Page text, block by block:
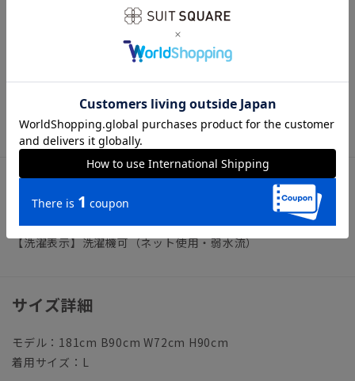
【ショップインブランド】 COMMUTECH（コミューテッ
多様性や利便性（機能・ファッション性）、テレワークなど
様々な切り口へフォーカスしたオフィススタイルコンテンツで
す。
トップス ビジネスカジュアル オフィスカジュアル
アイテム詳細
【仕様】クルーネック／半袖
【洗濯表示】洗濯機可（ネット使用・弱水流）
サイズ詳細
モデル：181cm B90cm W72cm H90cm
着用サイズ：L